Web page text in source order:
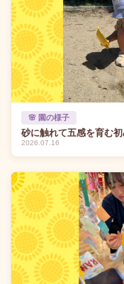
🌸 園の様子
砂に触れて五感を育む
2026.07.16